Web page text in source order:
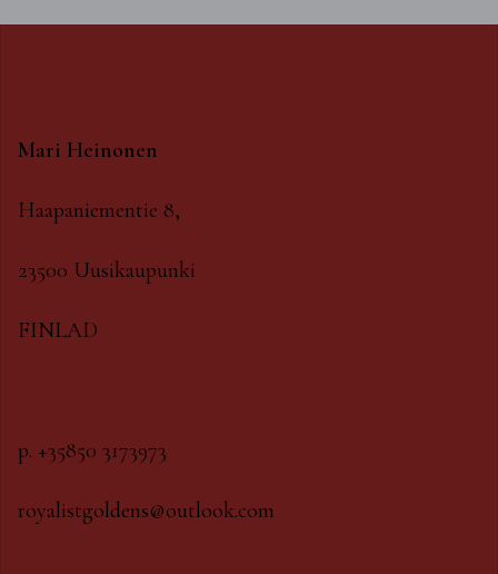
Mari Heinonen
Haapaniementie 8,
23500 Uusikaupunki
FINLAD
p. +35850 3173973
royalistgoldens@outlook.com